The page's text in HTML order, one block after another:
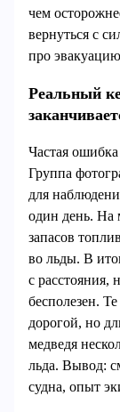
чем
вернуться с
про
Реальный
Частая
Группа
для
один день. На
запасов
во льды. В
с расстояния,
бесполезен.
дорогой, но
медведя
льда. Вывод:
судна, опыт